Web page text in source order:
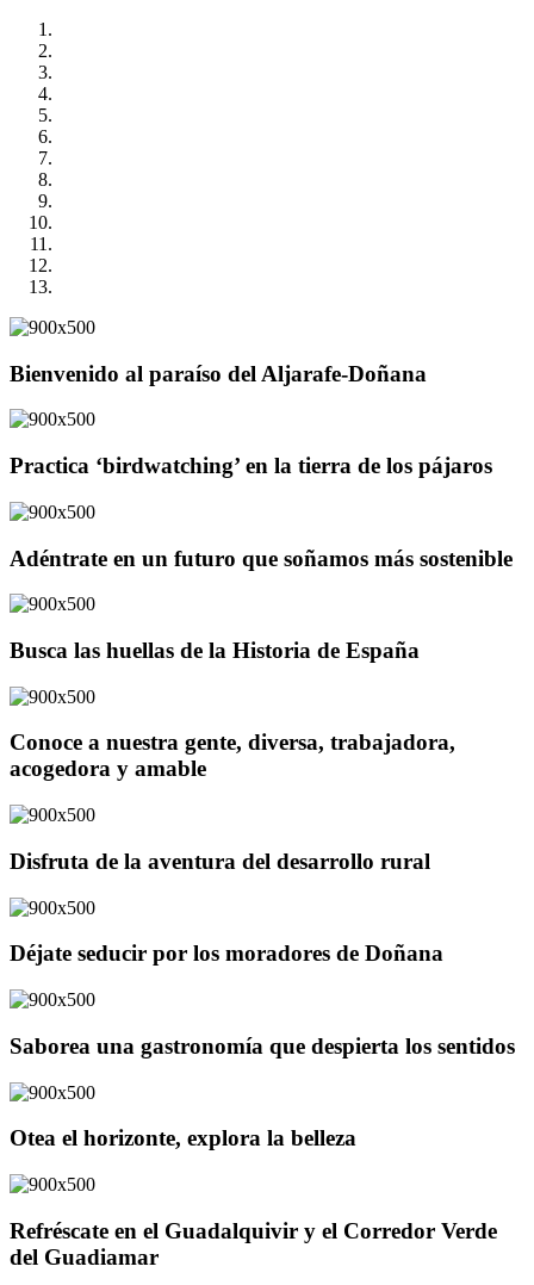
Bienvenido al paraíso del Aljarafe-Doñana
Practica ‘birdwatching’ en la tierra de los pájaros
Adéntrate en un futuro que soñamos más sostenible
Busca las huellas de la Historia de España
Conoce a nuestra gente, diversa, trabajadora,
acogedora y amable
Disfruta de la aventura del desarrollo rural
Déjate seducir por los moradores de Doñana
Saborea una gastronomía que despierta los sentidos
Otea el horizonte, explora la belleza
Refréscate en el Guadalquivir y el Corredor Verde
del Guadiamar